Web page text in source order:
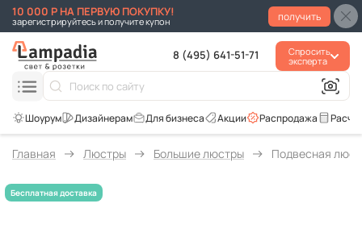
10 000 Р НА ПЕРВУЮ ПОКУПКУ!
зарегистрируйтесь и получите купон получить
8 (495) 641-51-71
Спросить
эксперта
Распродажа
Акции
Для бизнеса
Главная Люстры Большие люстры Подвесная